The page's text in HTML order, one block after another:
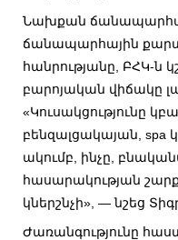
Նախքան
ճանապարհային
հանրությանը, ԲՀԿ-ն
բարոյական վիճակը
«Կուսակցությունը
բենզալցակայան, spa
ակումբ, ինչը,
հասարակության
կներշնչի», — նշեց
Ժառանգությունը